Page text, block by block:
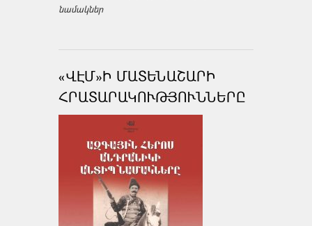
նամակներ
«ՎԷՄ»Ի ՄԱՏԵՆԱՇԱՐԻ
ՀՐԱՏԱՐԱԿՈՒԹՅՈՒՆՆԵՐԸ